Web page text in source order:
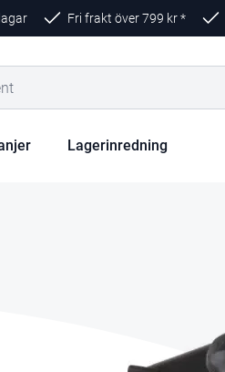
Fri frakt över799 kr *
Lagerinredning